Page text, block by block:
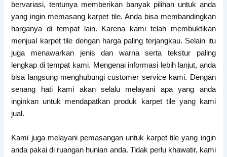
bervariasi, tentunya memberikan banyak pilihan untuk anda
yang ingin memasang karpet tile. Anda bisa membandingkan
harganya di tempat lain. Karena kami telah membuktikan
menjual karpet tile dengan harga paling terjangkau. Selain itu
juga menawarkan jenis dan warna serta tekstur paling
lengkap di tempat kami. Mengenai informasi lebih lanjut, anda
bisa langsung menghubungi customer service kami. Dengan
senang hati kami akan selalu melayani apa yang anda
inginkan untuk mendapatkan produk karpet tile yang kami
jual.
Kami juga melayani pemasangan untuk karpet tile yang ingin
anda pakai di ruangan hunian anda. Tidak perlu khawatir, kami